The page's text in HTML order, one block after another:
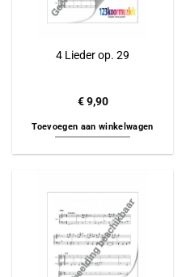
4 Lieder op. 29
€9,90
Toevoegen aan winkelwagen